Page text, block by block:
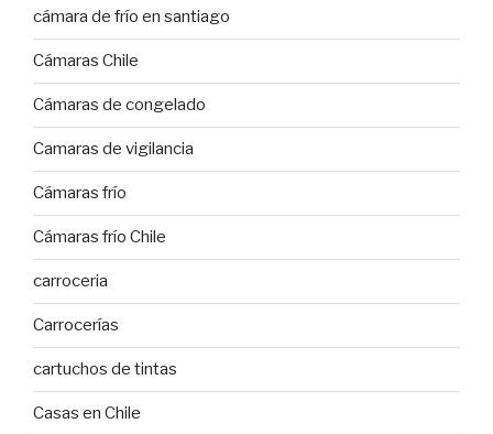
cámara de frío en santiago
Cámaras Chile
Cámaras de congelado
Camaras de vigilancia
Cámaras frío
Cámaras frío Chile
carroceria
Carrocerías
cartuchos de tintas
Casas en Chile